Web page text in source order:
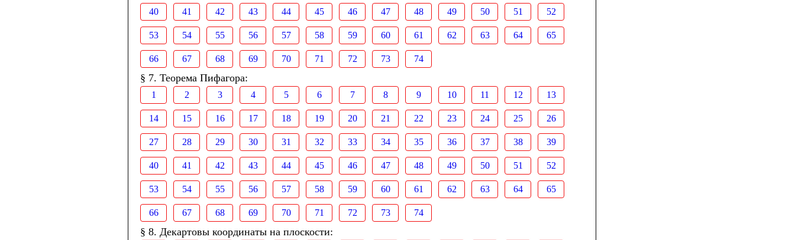
40 41 42 43 44 45 46 47 48 49 50 51 52
53 54 55 56 57 58 59 60 61 62 63 64 65
66 67 68 69 70 71 72 73 74
§ 7. Теорема Пифагора:
1 2 3 4 5 6 7 8 9 10 11 12 13
14 15 16 17 18 19 20 21 22 23 24 25 26
27 28 29 30 31 32 33 34 35 36 37 38 39
40 41 42 43 44 45 46 47 48 49 50 51 52
53 54 55 56 57 58 59 60 61 62 63 64 65
66 67 68 69 70 71 72 73 74
§ 8. Декартовы координаты на плоскости: